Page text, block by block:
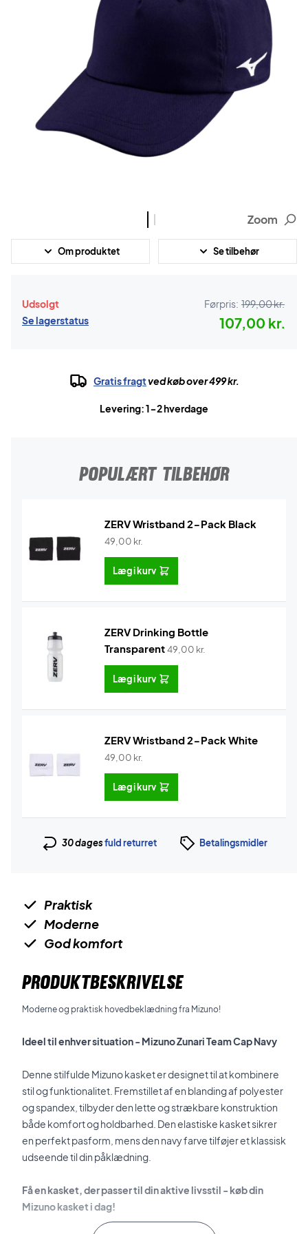
Zoom
Om produktet Se tilbehør
Udsolgt
Se lagerstatus
Førpris: 199,00 kr.
107,00 kr.
Gratis fragtved køb over 499 kr.
Levering: 1-2 hverdage
POPULÆRT TILBEHØR
ZERV Wristband 2-Pack Black
49,00 kr.
Læg i kurv
ZERV Drinking Bottle
Transparent49,00 kr.
Læg i kurv
ZERV Wristband 2-Pack White
49,00 kr.
Læg i kurv
30 dagesfuld returret Betalingsmidler
Praktisk
Moderne
God komfort
PRODUKTBESKRIVELSE
Moderne og praktisk hovedbeklædning fra Mizuno!
Ideel til enhver situation - Mizuno Zunari Team Cap Navy
Denne stilfulde Mizuno kasket er designet til at kombinere
stil og funktionalitet. Fremstillet af en blanding af polyester
og spandex, tilbyder den lette og strækbare konstruktion
både komfort og holdbarhed. Den elastiske kasket sikrer
en perfekt pasform, mens den navy farve tilføjer et klassisk
udseende til din påklædning.
Få en kasket, der passer til din aktive livsstil - køb din
Mizuno kasket i dag!